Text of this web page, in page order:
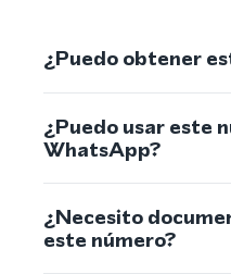
¿Puedo obtener
¿Puedo usar este
WhatsApp?
¿Necesito
este número?